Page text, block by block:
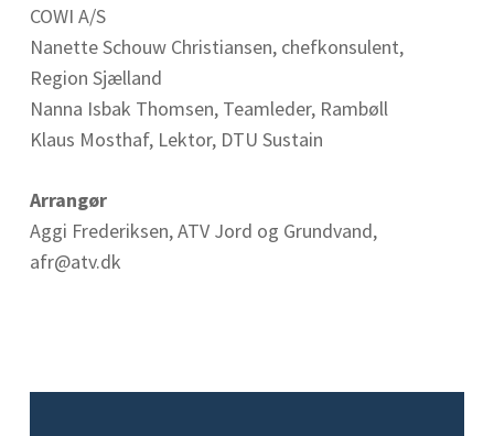
COWI A/S
Nanette Schouw Christiansen, chefkonsulent,
Region Sjælland
Nanna Isbak Thomsen, Teamleder, Rambøll
Klaus Mosthaf, Lektor, DTU Sustain
Arrangør
Aggi Frederiksen, ATV Jord og Grundvand,
afr@atv.dk